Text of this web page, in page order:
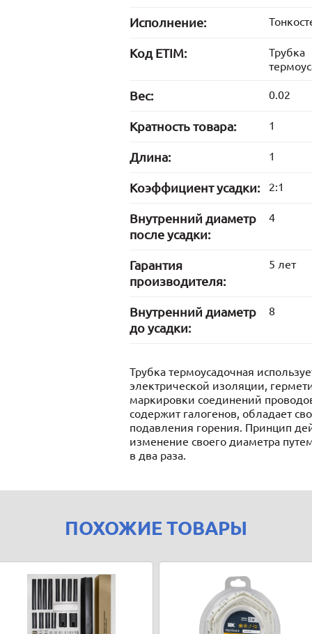
Исполнение:
Код ETIM:
Трубка
Вес: 0.02
Кратность товара: 1
Длина: 1
Коэффициент усадки: 2:1
Внутренний диаметр
после усадки:
4
Гарантия
производителя:
5 лет
Внутренний диаметр
до усадки:
8
Трубка термоусадочная
электрической изоляции,
маркировки соединений
содержит галогенов, обладает
подавления горения. Принцип
изменение своего диаметра
в два раза.
ПОХОЖИЕ ТОВАРЫ